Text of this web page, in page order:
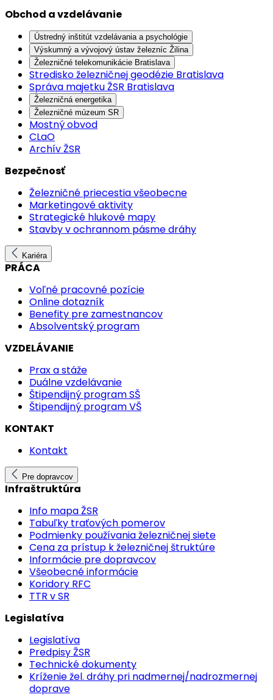
Obchod a vzdelávanie
Ústredný inštitút vzdelávania a psychológie
Výskumný a vývojový ústav železníc Žilina
Železničné telekomunikácie Bratislava
Stredisko železničnej geodézie Bratislava
Správa majetku ŽSR Bratislava
Železničná energetika
Železničné múzeum SR
Mostný obvod
CLaO
Archív ŽSR
Bezpečnosť
Železničné priecestia všeobecne
Marketingové aktivity
Strategické hlukové mapy
Stavby v ochrannom pásme dráhy
Kariéra
PRÁCA
Voľné pracovné pozície
Online dotazník
Benefity pre zamestnancov
Absolventský program
VZDELÁVANIE
Prax a stáže
Duálne vzdelávanie
Štipendijný program SŠ
Štipendijný program VŠ
KONTAKT
Kontakt
Pre dopravcov
Infraštruktúra
Info mapa ŽSR
Tabuľky traťových pomerov
Podmienky používania železničnej siete
Cena za prístup k železničnej štruktúre
Informácie pre dopravcov
Všeobecné informácie
Koridory RFC
TTR v SR
Legislatíva
Legislatíva
Predpisy ŽSR
Technické dokumenty
Kríženie žel. dráhy pri nadmernej/nadrozmernej
doprave